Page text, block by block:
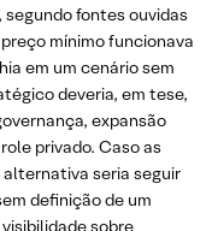
fontes ouvidas
mínimo funcionava
em um cenário sem
deveria, em tese,
expansão
privado. Caso as
alternativa seria seguir
definição de um
sobre